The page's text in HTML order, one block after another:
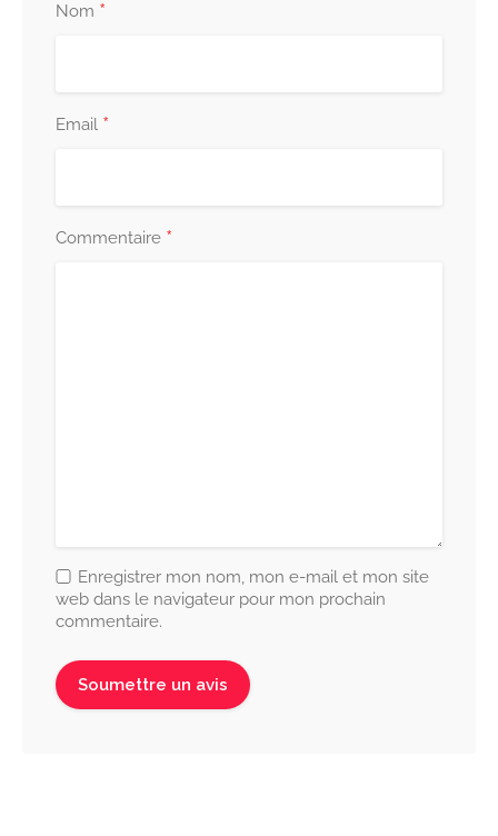
Nom *
Email *
Commentaire *
Enregistrer mon nom, mon e-mail et mon site
web dans le navigateur pour mon prochain
commentaire.